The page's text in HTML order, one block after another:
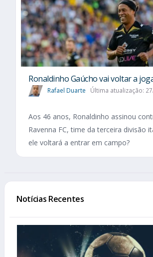
Ronaldinho Gaúcho vai voltar a
Rafael Duarte Última atualização:
Aos 46 anos, Ronaldinho assinou
Ravenna FC, time da terceira divisão
ele voltará a entrar em campo?
Notícias Recentes